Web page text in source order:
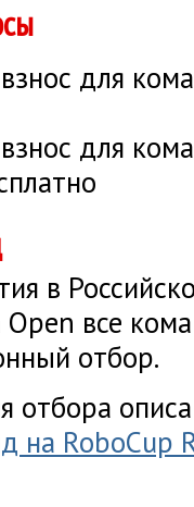
для
для
в
Open все
отбор.
отбора
на RoboCup